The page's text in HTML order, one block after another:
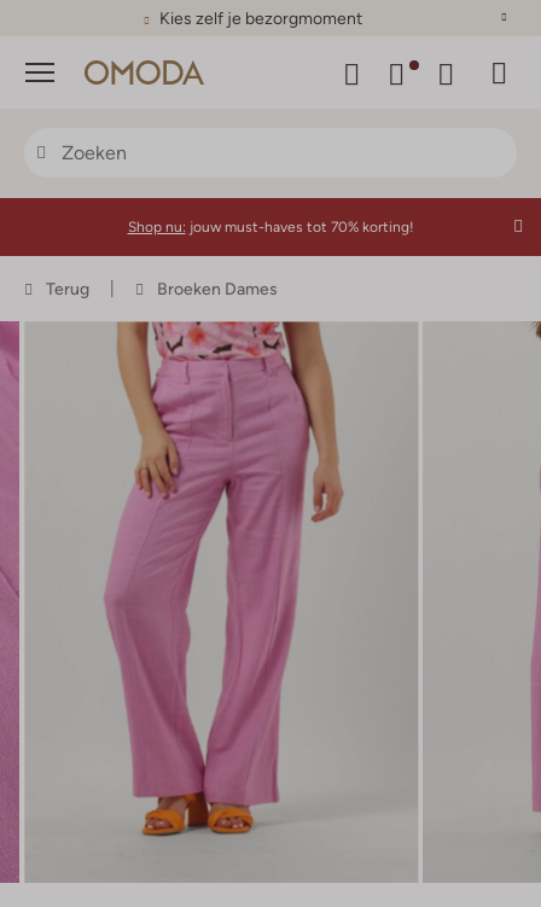
Kies zelf je bezorgmoment
Menu
Shop nu: jouw must-haves tot 70% korting!
Terug Broeken Dames